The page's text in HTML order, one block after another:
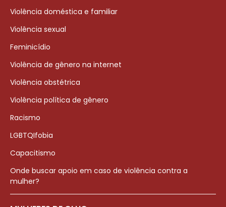
Violência doméstica e familiar
Violência sexual
Feminicídio
Violência de gênero na internet
Violência obstétrica
Violência política de gênero
Racismo
LGBTQIfobia
Capacitismo
Onde buscar apoio em caso de violência contra a
mulher?